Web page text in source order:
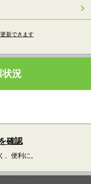
新できます
状況
確認
、便利に。